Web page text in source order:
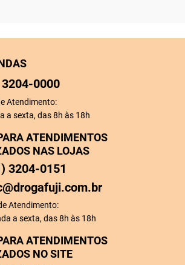
0000
Atendimento:
a sexta, das 8h às 18h
ATENDIMENTOS
NO SITE
ATENDIMENTOS
NAS LOJAS
3204-0151
Atendimento:
a sexta, das 8h às 18h